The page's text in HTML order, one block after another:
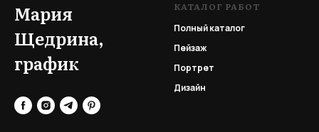
Мария
Щедрина,
график
КАТАЛОГ РАБОТ
Полный каталог
Пейзаж
Портрет
Дизайн